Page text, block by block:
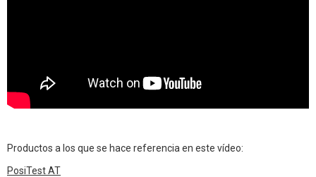
Productos a los que se hace referencia en este vídeo:
PosiTest AT